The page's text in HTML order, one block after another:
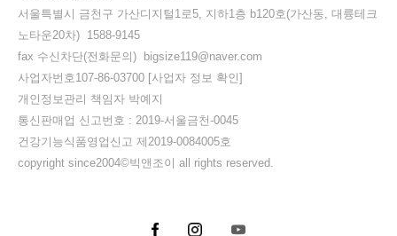
세요!
서울특별시 금천구 가산디지털1로5, 지하1층 b120호(가산동, 대륭테크
노타운20차) 1588-9145
fax 수신차단(전화문의) bigsize119@naver.com
사업자번호107-86-03700 [사업자 정보 확인]
개인정보관리 책임자 박예지
통신판매업 신고번호 : 2019-서울금천-0045
건강기능식품영업신고 제2019-0084005호
copyright since2004©빅앤조이 all rights reserved.